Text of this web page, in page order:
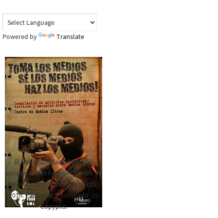
Powered by Translate
El Rebozo, Palapa Editorial,
publica este folleto del Centro de
Medios Libres. Esta es la edición
2016. Para rolar y compartir. (c)
Copyplis.